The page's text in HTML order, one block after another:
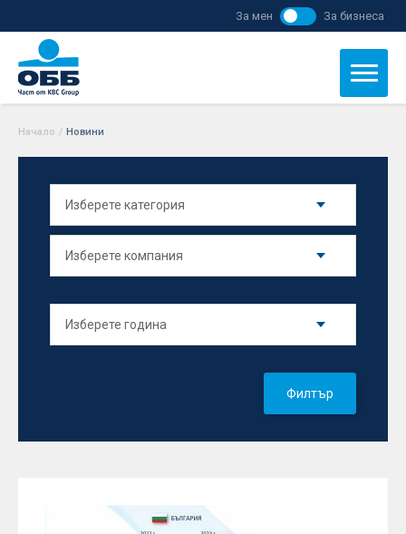
За мен За бизнеса
Начало / Новини
Филтър